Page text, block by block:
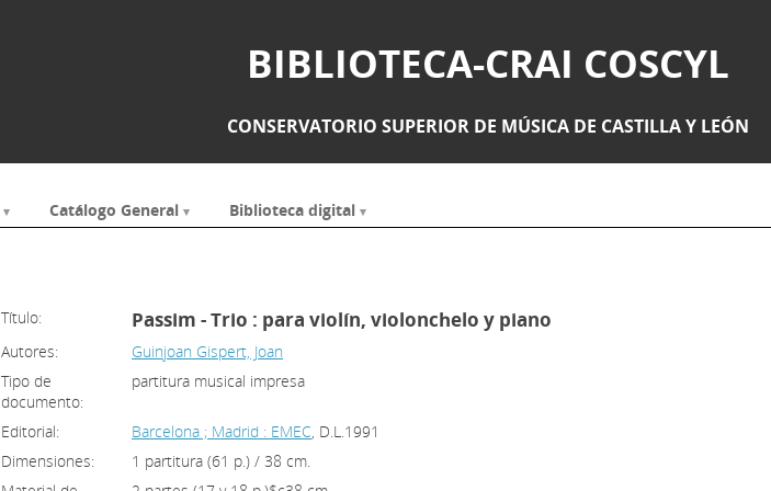
BIBLIOTECA-CRAI COSCYL
CONSERVATORIO SUPERIOR DE MÚSICA DE CASTILLA Y LEÓN
Catálogo General Biblioteca digital
Título: Passim - Trio : para violín, violonchelo y piano
Autores:
Guinjoan Gispert, Joan
Tipo de
documento:
partitura musical impresa
Editorial: Barcelona ; Madrid : EMEC, D.L.1991
Dimensiones:
1 partitura (61 p.) / 38 cm.